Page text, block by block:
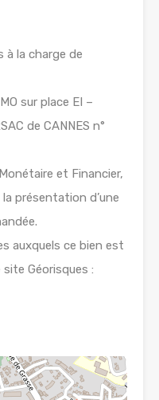
à la charge de
sur place EI –
de CANNES n°
et Financier,
présentation d’une
auxquels ce bien est
Géorisques :